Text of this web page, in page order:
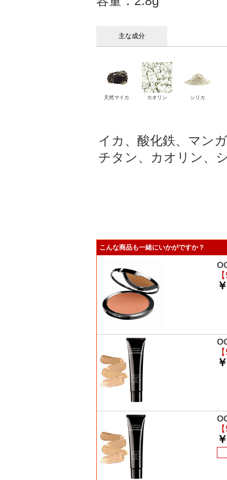
主な成分
天然マイカ カオリン シリカ
イカ、酸化鉄、マン
チタン、カオリン、
こんな商品も一緒にいかがですか？